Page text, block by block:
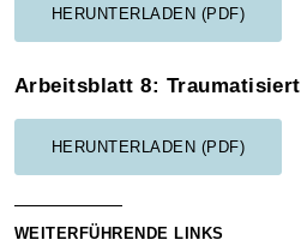
HERUNTERLADEN (PDF)
Arbeitsblatt 8:
HERUNTERLADEN (PDF)
WEITERFÜHRENDE LINKS